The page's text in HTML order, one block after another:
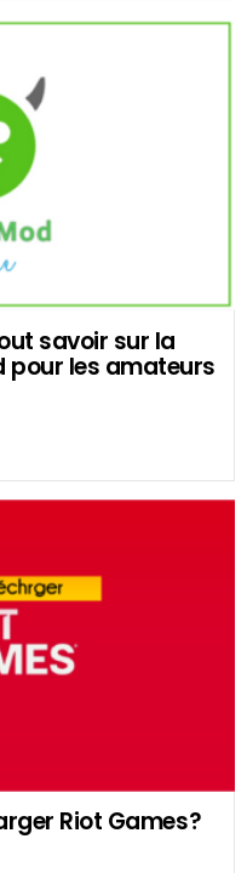
savoir sur la
les amateurs
Riot Games?